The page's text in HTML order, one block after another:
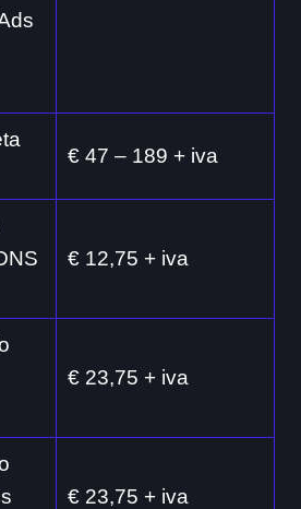
€ 47 – 189 + iva
€ 12,75 + iva
€ 23,75 + iva
€ 23,75 + iva